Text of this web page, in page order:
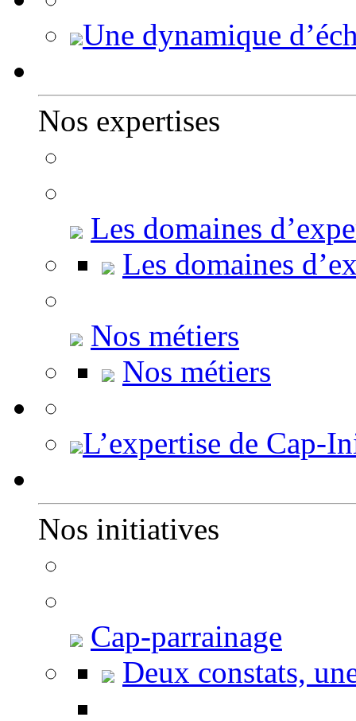
Une dynamique
Nos expertises
Les domaines
Les domaines
Nos métiers
Nos métiers
L’expertise de Cap-
Nos initiatives
Cap-parrainage
Deux constats,